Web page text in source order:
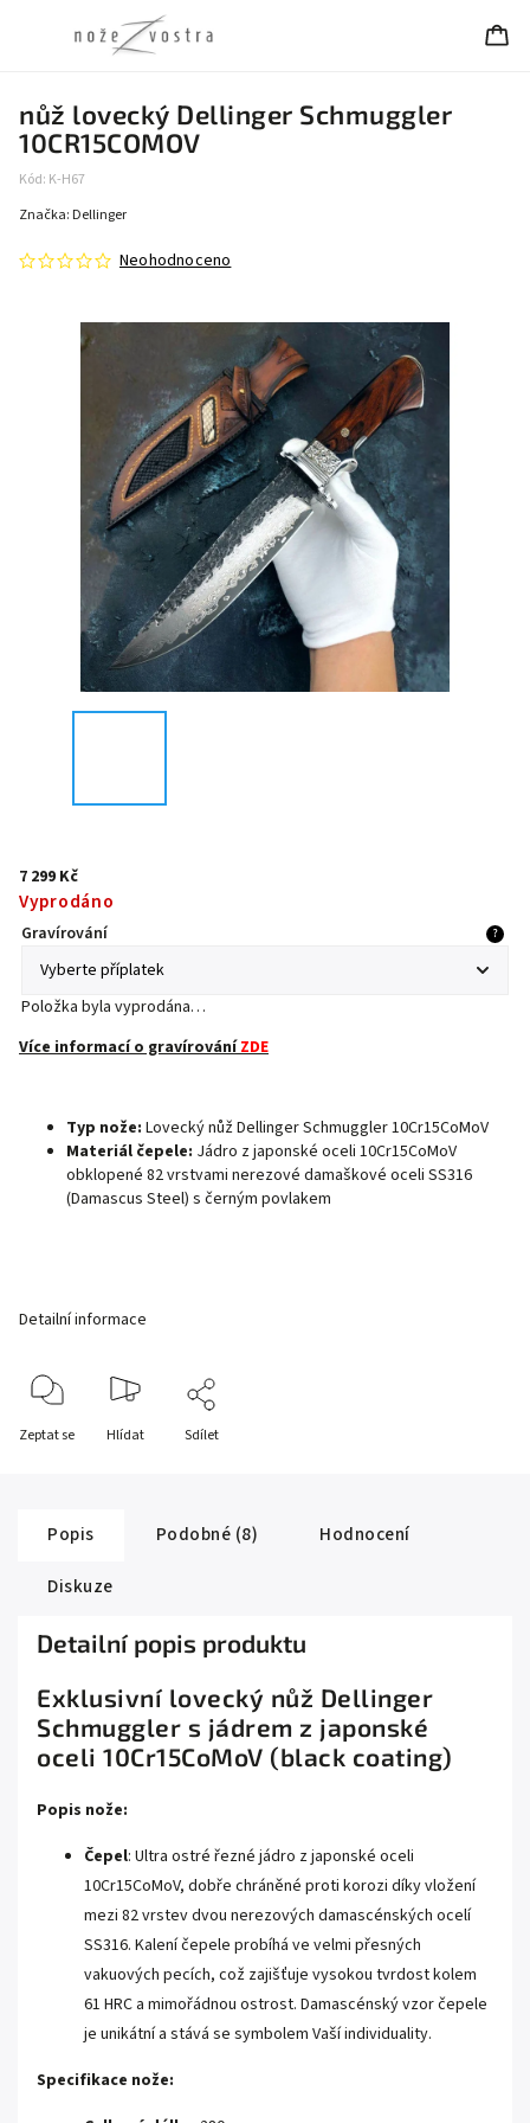
nůž lovecký Dellinger Schmuggler
10CR15COMOV
Kód: K-H67
Neohodnoceno
Značka: Dellinger
7 299 Kč
Vyprodáno
Gravírování ?
Položka byla vyprodána…
Více informací o gravírováníZDE
Typ nože: Lovecký nůž Dellinger Schmuggler 10Cr15CoMoV
Materiál čepele: Jádro z japonské oceli 10Cr15CoMoV
obklopené 82 vrstvami nerezové damaškové oceli SS316
(Damascus Steel) s černým povlakem
Detailní informace
Zeptat se Hlídat Sdílet
Popis Podobné (8)
Hodnocení
Diskuze
Detailní popis produktu
Exklusivní lovecký nůž Dellinger
Schmuggler s jádrem z japonské
oceli 10Cr15CoMoV (black coating)
Popis nože:
Čepel: Ultra ostré řezné jádro z japonské oceli
10Cr15CoMoV, dobře chráněné proti korozi díky vložení
mezi 82 vrstev dvou nerezových damascénských ocelí
SS316. Kalení čepele probíhá ve velmi přesných
vakuových pecích, což zajišťuje vysokou tvrdost kolem
61 HRC a mimořádnou ostrost. Damascénský vzor čepele
je unikátní a stává se symbolem Vaší individuality.
Specifikace nože: